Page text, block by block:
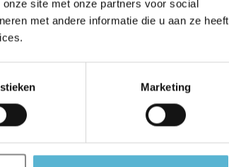
site met onze partners voor social
met andere informatie die u aan ze heeft
Marketing